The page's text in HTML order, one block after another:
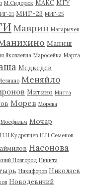
М.Сидорюк МАКС МГУ
21 МИГ-23 МИГ-25
Маврин Магарычев
Маниш
Яковлевна Маросейка Марта
Медведев
Меняйло
Митино Митта
Морев Морева
Мосфильм Мочар
Н.Н.Кудрявцев Н.Н.Семенов
Насонова
Новгород Никита
Никифоров Николаев
Новодевичий